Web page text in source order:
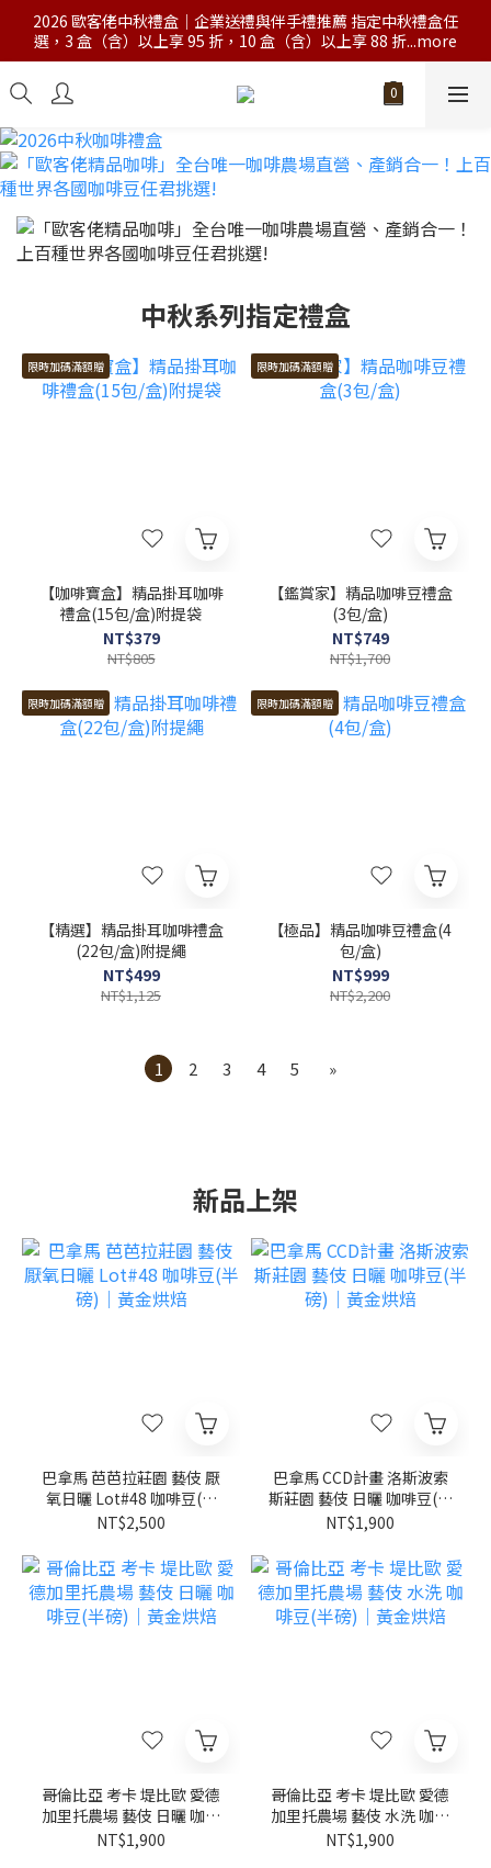
2026 歐客佬中秋禮盒｜企業送禮與伴手禮推薦 指定中秋禮盒任
選，3 盒（含）以上享 95 折，10 盒（含）以上享 88 折...more
中秋系列指定禮盒
限時加碼滿額贈
【咖啡寶盒】精品掛耳咖啡
禮盒(15包/盒)附提袋
NT$379
NT$805
限時加碼滿額贈
【鑑賞家】精品咖啡豆禮盒
(3包/盒)
NT$749
NT$1,700
限時加碼滿額贈
【精選】精品掛耳咖啡禮盒
(22包/盒)附提繩
NT$499
NT$1,125
限時加碼滿額贈
【極品】精品咖啡豆禮盒(4
包/盒)
NT$999
NT$2,200
1 2 3 4 5 »
新品上架
巴拿馬 芭芭拉莊園 藝伎 厭
氧日曬 Lot#48 咖啡豆(半
磅)｜黃金烘焙
NT$2,500
巴拿馬 CCD計畫 洛斯波索
斯莊園 藝伎 日曬 咖啡豆(半
磅)｜黃金烘焙
NT$1,900
哥倫比亞 考卡 堤比歐 愛德
加里托農場 藝伎 日曬 咖啡
豆(半磅)｜黃金烘焙
NT$1,900
哥倫比亞 考卡 堤比歐 愛德
加里托農場 藝伎 水洗 咖啡
豆(半磅)｜黃金烘焙
NT$1,900